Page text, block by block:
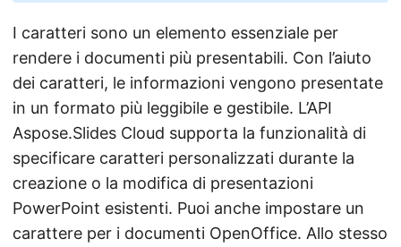
I caratteri sono un elemento essenziale per
rendere i documenti più presentabili. Con l’aiuto
dei caratteri, le informazioni vengono presentate
in un formato più leggibile e gestibile. L’API
Aspose.Slides Cloud supporta la funzionalità di
specificare caratteri personalizzati durante la
creazione o la modifica di presentazioni
PowerPoint esistenti. Puoi anche impostare un
carattere per i documenti OpenOffice. Allo stesso